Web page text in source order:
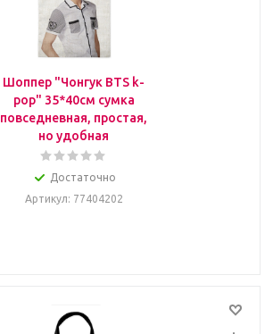
Шоппер "Чонгук BTS k-
pop" 35*40см сумка
повседневная, простая,
но удобная
Достаточно
Артикул: 77404202